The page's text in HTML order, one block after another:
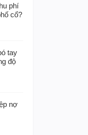
phí
cổ?
tay
độ
nợ